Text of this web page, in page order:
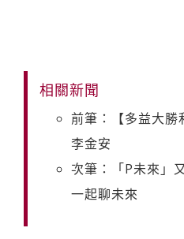
相關新聞
前筆：【多益大勝
李金安
次筆：「P未來」
一起聊未來